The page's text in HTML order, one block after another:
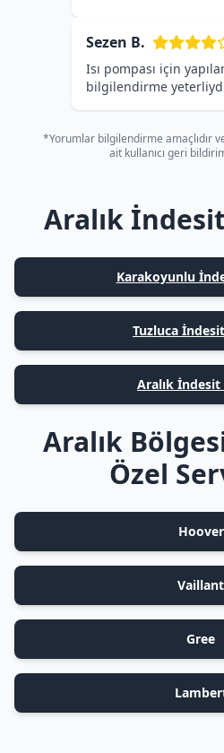
Sezen B.
Isı pompası için
bilgilendirme
*Yorumlar bilgilendirme amaçlıdır
ait kullanıcı geri
Aralık
Karakoyunlu
Tuzluca
Aralık İndesit
Aralık
Özel
Hoover
Vaillant
Gree